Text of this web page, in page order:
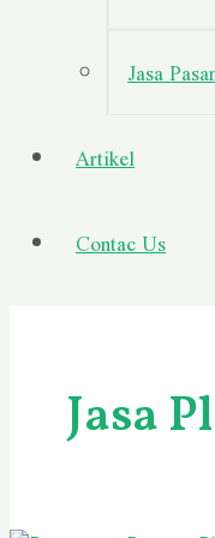
Jasa
Artikel
Contac Us
Jasa